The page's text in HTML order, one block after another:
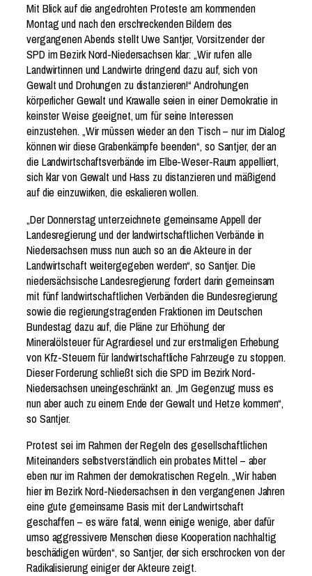
Mit Blick auf die angedrohten Proteste am kommenden
Montag und nach den erschreckenden Bildern des
vergangenen Abends stellt Uwe Santjer, Vorsitzender der
SPD im Bezirk Nord-Niedersachsen klar: „Wir rufen alle
Landwirtinnen und Landwirte dringend dazu auf, sich von
Gewalt und Drohungen zu distanzieren!“ Androhungen
körperlicher Gewalt und Krawalle seien in einer Demokratie in
keinster Weise geeignet, um für seine Interessen
einzustehen. „Wir müssen wieder an den Tisch – nur im Dialog
können wir diese Grabenkämpfe beenden“, so Santjer, der an
die Landwirtschaftsverbände im Elbe-Weser-Raum appelliert,
sich klar von Gewalt und Hass zu distanzieren und mäßigend
auf die einzuwirken, die eskalieren wollen.
„Der Donnerstag unterzeichnete gemeinsame Appell der
Landesregierung und der landwirtschaftlichen Verbände in
Niedersachsen muss nun auch so an die Akteure in der
Landwirtschaft weitergegeben werden“, so Santjer. Die
niedersächsische Landesregierung fordert darin gemeinsam
mit fünf landwirtschaftlichen Verbänden die Bundesregierung
sowie die regierungstragenden Fraktionen im Deutschen
Bundestag dazu auf, die Pläne zur Erhöhung der
Mineralölsteuer für Agrardiesel und zur erstmaligen Erhebung
von Kfz-Steuern für landwirtschaftliche Fahrzeuge zu stoppen.
Dieser Forderung schließt sich die SPD im Bezirk Nord-
Niedersachsen uneingeschränkt an. „Im Gegenzug muss es
nun aber auch zu einem Ende der Gewalt und Hetze kommen“,
so Santjer.
Protest sei im Rahmen der Regeln des gesellschaftlichen
Miteinanders selbstverständlich ein probates Mittel – aber
eben nur im Rahmen der demokratischen Regeln. „Wir haben
hier im Bezirk Nord-Niedersachsen in den vergangenen Jahren
eine gute gemeinsame Basis mit der Landwirtschaft
geschaffen – es wäre fatal, wenn einige wenige, aber dafür
umso aggressivere Menschen diese Kooperation nachhaltig
beschädigen würden“, so Santjer, der sich erschrocken von der
Radikalisierung einiger der Akteure zeigt.